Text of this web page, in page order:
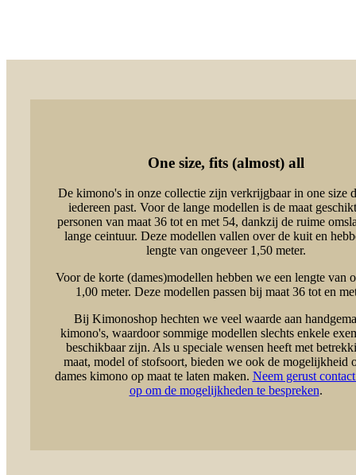
One size, fits (almost) all
De kimono's in onze collectie zijn verkrijgbaar in one size
iedereen past. Voor de lange modellen is de maat
personen van maat 36 tot en met 54, dankzij de ruime
lange ceintuur. Deze modellen vallen over de kuit en
lengte van ongeveer 1,50 meter.
Voor de korte (dames)modellen hebben we een lengte van
1,00 meter. Deze modellen passen bij maat 36 tot en
Bij Kimonoshop hechten we veel waarde aan
kimono's, waardoor sommige modellen slechts enkele
beschikbaar zijn. Als u speciale wensen heeft met
maat, model of stofsoort, bieden we ook de mogelijkheid
dames kimono op maat te laten maken. Neem gerust
op om de mogelijkheden te bespreken.